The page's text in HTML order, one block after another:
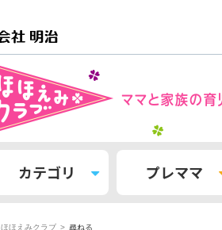
カテゴリ プレママ
ほほえみクラブ 尋ねる